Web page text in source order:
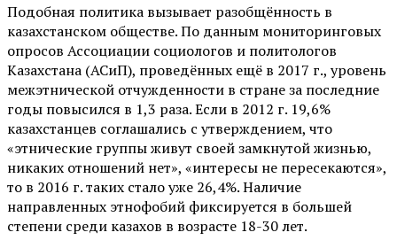
Подобная политика вызывает разобщённость в
казахстанском обществе. По данным мониторинговых
опросов Ассоциации социологов и политологов
Казахстана (АСиП), проведённых ещё в 2017 г., уровень
межэтнической отчужденности в стране за последние
годы повысился в 1,3 раза. Если в 2012 г. 19,6%
казахстанцев соглашались с утверждением, что
«этнические группы живут своей замкнутой жизнью,
никаких отношений нет», «интересы не пересекаются»,
то в 2016 г. таких стало уже 26,4%. Наличие
направленных этнофобий фиксируется в большей
степени среди казахов в возрасте 18-30 лет.